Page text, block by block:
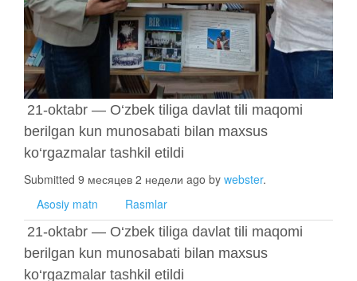
21-oktabr — O‘zbek tiliga davlat tili maqomi
berilgan kun munosabati bilan maxsus
ko‘rgazmalar tashkil etildi
Submitted 9 месяцев 2 недели ago by webster.
Asosiy matn
Rasmlar
21-oktabr — O‘zbek tiliga davlat tili maqomi
berilgan kun munosabati bilan maxsus
ko‘rgazmalar tashkil etildi